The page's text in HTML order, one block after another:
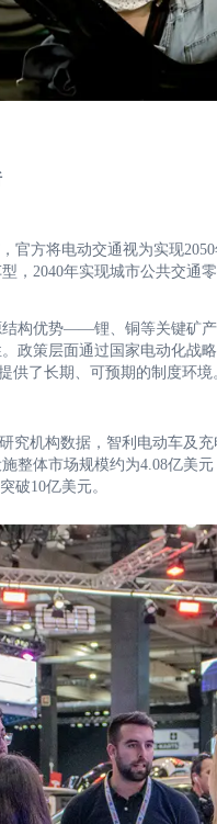
官方将电动交通视为实现
，2040年实现城市公共交通
构优势——锂、铜等关键矿
政策层面通过国家电动化战
供了长期、可预期的制度环境
究机构数据，智利电动车及
整体市场规模约为4.08亿美
破10亿美元。